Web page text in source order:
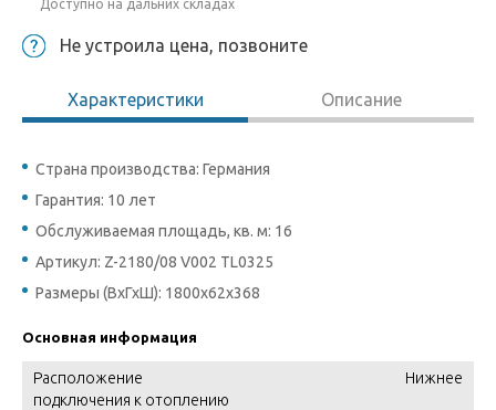
Доступно на дальних складах
Не устроила цена, позвоните
Характеристики Описание
Страна производства: Германия
Гарантия: 10 лет
Обслуживаемая площадь, кв. м: 16
Артикул: Z-2180/08 V002 TL0325
Размеры (ВхГхШ): 1800х62х368
Основная информация
Расположение
подключения к отоплению
Нижнее